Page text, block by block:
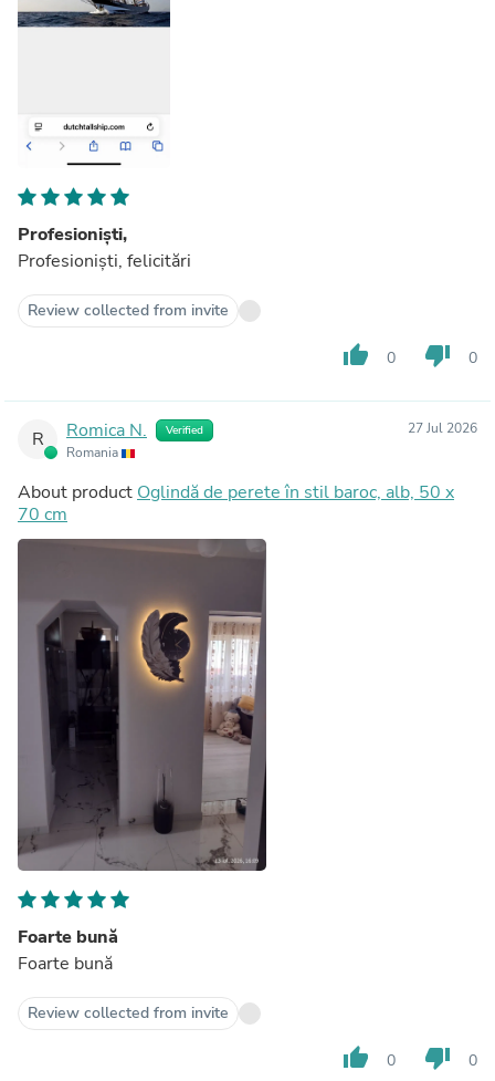
Profesioniști,
Profesioniști, felicitări
Review collected from invite
thumb_up 0 thumb_down 0
R Romica N. Verified
Romania
27 Jul 2026
About product Oglindă de perete în stil baroc, alb, 50 x
70 cm
Foarte bună
Foarte bună
Review collected from invite
thumb_up 0 thumb_down 0